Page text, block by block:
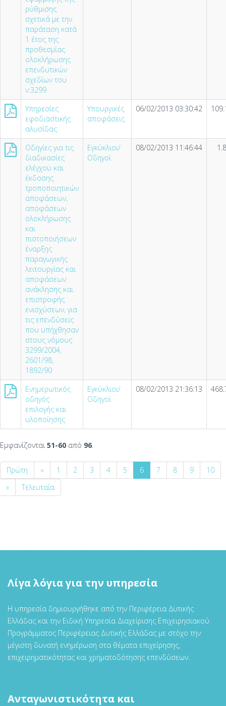
ρύθμισης
σχετικά με την
παράταση κατά
1 έτος της
προθεσμίας
ολοκλήρωσης
επενδυτικών
σχεδίων του
ν.3299
Υπηρεσίες
εφοδιαστικής
αλυσίδας
Υπουργικές
αποφάσεις
06/02/2013 03:30:42
Οδηγίες για τις
διαδικασίες
ελέγχου και
έκδοσης
τροποποιητικών
αποφάσεων,
αποφάσεων
ολοκλήρωσης
και
πιστοποιήσεων
έναρξης
παραγωγικής
λειτουργίας και
αποφάσεων
ανάκλησης και
επιστροφής
ενισχύσεων, για
τις επενδύσεις
που υπήχθησαν
στους νόμους
3299/2004,
2601/98,
1892/90
Εγκύκλιοι/
Οδηγοί
08/02/2013 11:46:44
Ενημερωτικός
οδηγός
επιλογής και
υλοποίησης
Εγκύκλιοι/
Οδηγοί
08/02/2013 21:36:13
Εμφανίζονται 51-60 από 96.
Πρώτη « 1 2 3 4 5 6 7 8 9
10
»
Τελευταία
Λίγα λόγια για την υπηρεσία
Η υπηρεσία δημιουργήθηκε από την Περιφέρεια Δυτικής
Ελλάδας και την Ειδική Υπηρεσία Διαχείρισης Επιχειρησιακού
Προγράμματος Περιφέρειας Δυτικής Ελλάδας με στόχο την
μέγιστη δυνατή ενημέρωση στα θέματα επιχείρησης,
επιχειρηματικότητας και χρηματοδότησης επενδύσεων.
Ανταγωνιστικότητα και